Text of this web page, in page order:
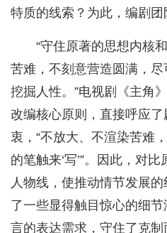
特质的线索？为此，编剧团
“守住原著的思想内核
苦难，不刻意营造圆满，
挖掘人性。”电视剧《主角
改编核心原则，直接呼应
衷，“不放大、不渲染苦难
的笔触来‘写’”。因此，对
人物线，使推动情节发展
了一些显得触目惊心的细
言的表达需求，守住了克制